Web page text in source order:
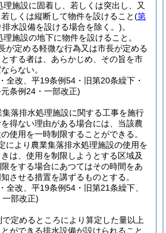
理施設に固着し、若しくは突出し、又
しくは縦断して物件を設けること(第
水設備を設ける場合を除く。)。
施設の地下に物件を設けること。
が定める軽微な行為又は市長が定める
する者は、あらかじめ、その旨を市
らない。
全改、平19条例54・旧第20条繰下・
条例24・一部改正)
落排水処理施設に関する工事を施行
得ない理由がある場合には、当該農
使用を一時制限することができる。
により農業集落排水処理施設の使用を
は、使用を制限しようとする区域及
をする場合にあつてはその時間をあ
させる措置を講ずるものとする。
全改、平19条例54・旧第21条繰下、
部改正)
定めるところにより算定した量以上
ができる排水設備が設けられること